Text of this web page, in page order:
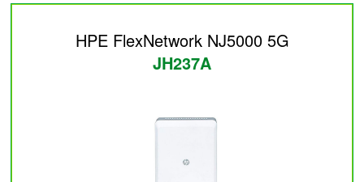
HPE FlexNetwork NJ5000 5G
JH237A